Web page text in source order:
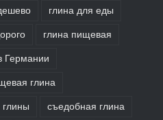
глина для еды
глина пищевая
Германии
глина
глины съедобная глина